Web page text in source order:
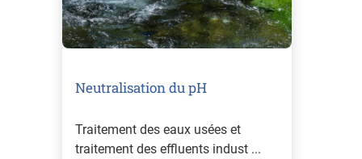
Neutralisation du pH
Traitement des eaux usées et
traitement des effluents indust ...